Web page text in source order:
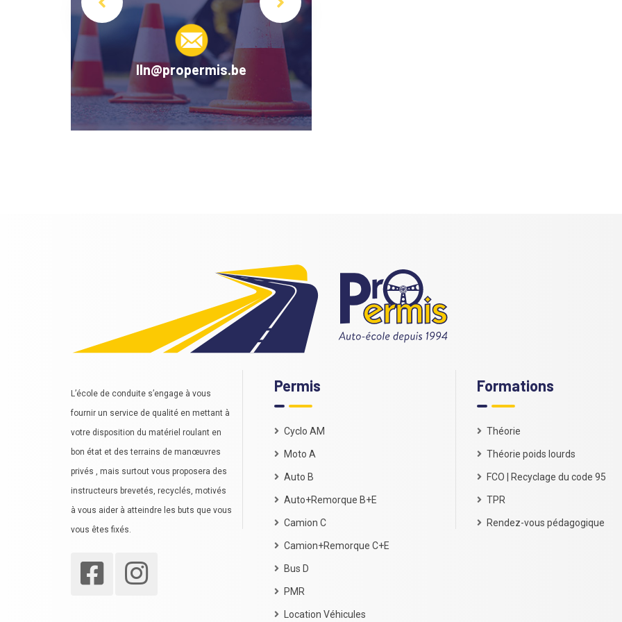
lln@propermis.be
L’école de conduite s’engage à vous
fournir un service de qualité en mettant à
votre disposition du matériel roulant en
bon état et des terrains de manœuvres
privés , mais surtout vous proposera des
instructeurs brevetés, recyclés, motivés
à vous aider à atteindre les buts que vous
vous êtes fixés.
Permis
Cyclo AM
Moto A
Auto B
Auto+Remorque B+E
Camion C
Camion+Remorque C+E
Bus D
PMR
Location Véhicules
Formations
Théorie
Théorie poids lourds
FCO | Recyclage du code 95
TPR
Rendez-vous pédagogique